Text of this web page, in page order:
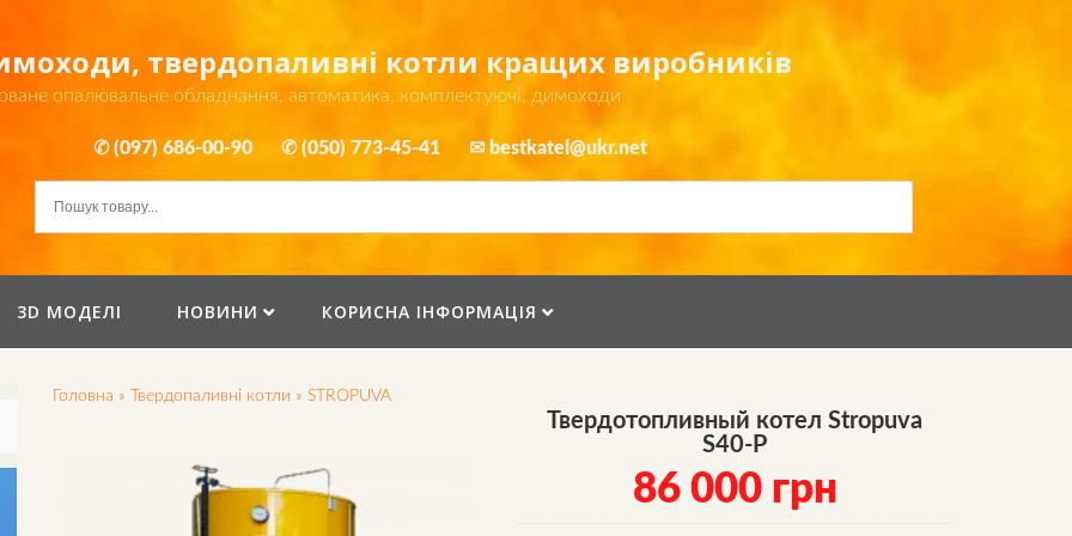
твердопаливні котли кращих виробників
опалювальне обладнання, автоматика, комплектуючі, димоходи
✆ (097) 686-00-90 ✆ (050) 773-45-41 ✉ bestkatel@ukr.net
3D МОДЕЛІ НОВИНИ КОРИСНА ІНФОРМАЦІЯ
Головна » Твердопаливні котли »STROPUVA
Твердотопливный котел Stropuva
S40-P
86 000 грн